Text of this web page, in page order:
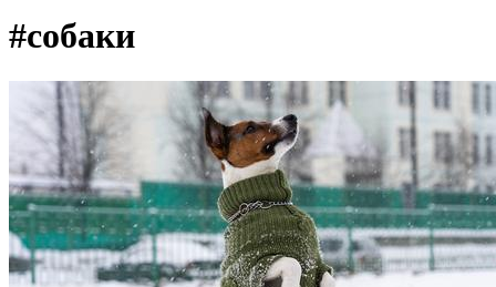
#собаки